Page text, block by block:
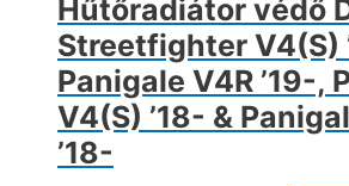
Hűtőradiátor védő
Streetfighter V4(S)
Panigale V4R ’19-,
V4(S) ’18- &
’18-